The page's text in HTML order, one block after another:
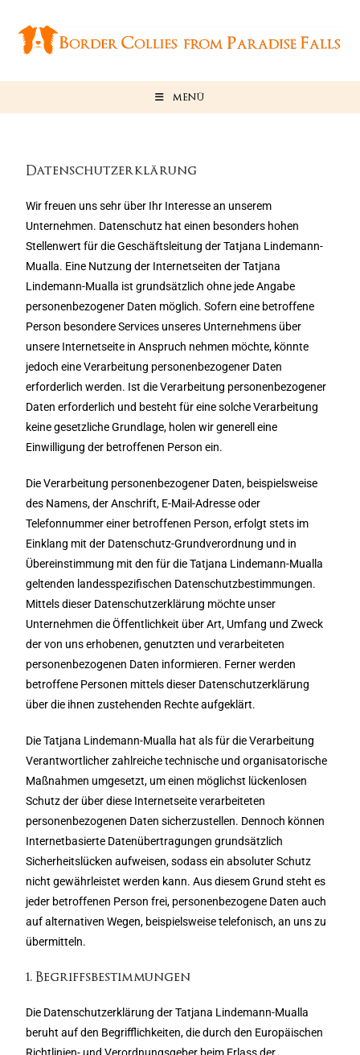
MENÜ
Datenschutzerklärung
Wir freuen uns sehr über Ihr Interesse an unserem
Unternehmen. Datenschutz hat einen besonders hohen
Stellenwert für die Geschäftsleitung der Tatjana Lindemann-
Mualla. Eine Nutzung der Internetseiten der Tatjana
Lindemann-Mualla ist grundsätzlich ohne jede Angabe
personenbezogener Daten möglich. Sofern eine betroffene
Person besondere Services unseres Unternehmens über
unsere Internetseite in Anspruch nehmen möchte, könnte
jedoch eine Verarbeitung personenbezogener Daten
erforderlich werden. Ist die Verarbeitung personenbezogener
Daten erforderlich und besteht für eine solche Verarbeitung
keine gesetzliche Grundlage, holen wir generell eine
Einwilligung der betroffenen Person ein.
Die Verarbeitung personenbezogener Daten, beispielsweise
des Namens, der Anschrift, E-Mail-Adresse oder
Telefonnummer einer betroffenen Person, erfolgt stets im
Einklang mit der Datenschutz-Grundverordnung und in
Übereinstimmung mit den für die Tatjana Lindemann-Mualla
geltenden landesspezifischen Datenschutzbestimmungen.
Mittels dieser Datenschutzerklärung möchte unser
Unternehmen die Öffentlichkeit über Art, Umfang und Zweck
der von uns erhobenen, genutzten und verarbeiteten
personenbezogenen Daten informieren. Ferner werden
betroffene Personen mittels dieser Datenschutzerklärung
über die ihnen zustehenden Rechte aufgeklärt.
Die Tatjana Lindemann-Mualla hat als für die Verarbeitung
Verantwortlicher zahlreiche technische und organisatorische
Maßnahmen umgesetzt, um einen möglichst lückenlosen
Schutz der über diese Internetseite verarbeiteten
personenbezogenen Daten sicherzustellen. Dennoch können
Internetbasierte Datenübertragungen grundsätzlich
Sicherheitslücken aufweisen, sodass ein absoluter Schutz
nicht gewährleistet werden kann. Aus diesem Grund steht es
jeder betroffenen Person frei, personenbezogene Daten auch
auf alternativen Wegen, beispielsweise telefonisch, an uns zu
übermitteln.
1. Begriffsbestimmungen
Die Datenschutzerklärung der Tatjana Lindemann-Mualla
beruht auf den Begrifflichkeiten, die durch den Europäischen